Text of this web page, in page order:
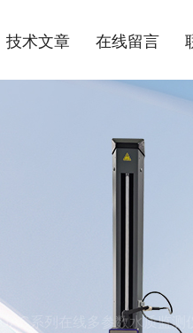
技术文章 在线留言
UAC系列在线多参数水质监测仪